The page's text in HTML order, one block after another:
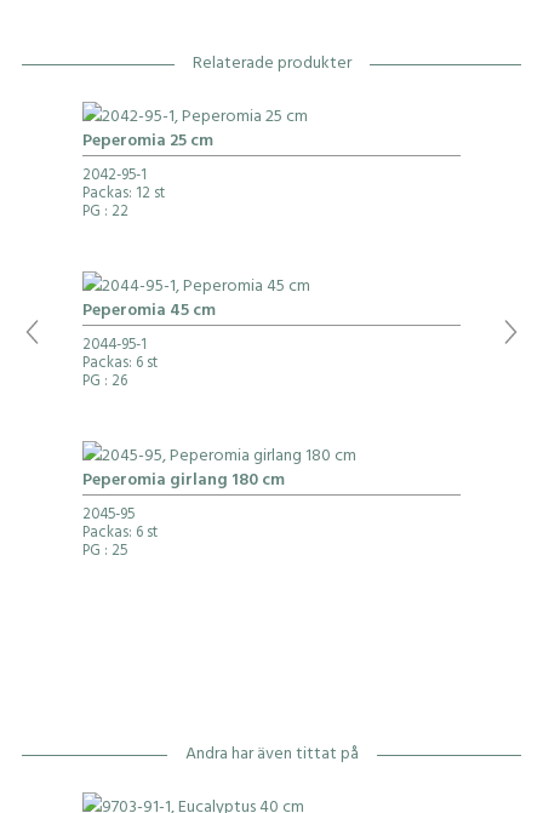
Relaterade produkter
Peperomia 25 cm
2042-95-1
Packas: 12 st
PG : 22
Peperomia 45 cm
2044-95-1
Packas: 6 st
PG : 26
Peperomia girlang 180 cm
2045-95
Packas: 6 st
PG : 25
Andra har även tittat på